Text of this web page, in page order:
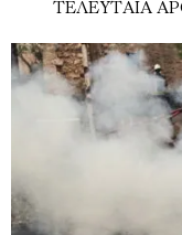
ΤΕΛΕΥΤΑΊΑ